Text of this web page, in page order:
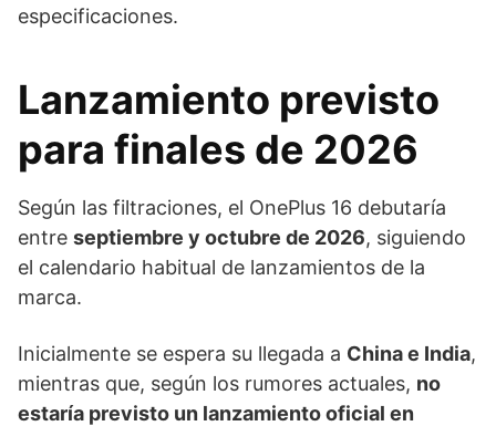
especificaciones.
Lanzamiento previsto
para finales de 2026
Según las filtraciones, el OnePlus 16 debutaría
entre septiembre y octubre de 2026, siguiendo
el calendario habitual de lanzamientos de la
marca.
Inicialmente se espera su llegada a China e India,
mientras que, según los rumores actuales, no
estaría previsto un lanzamiento oficial en